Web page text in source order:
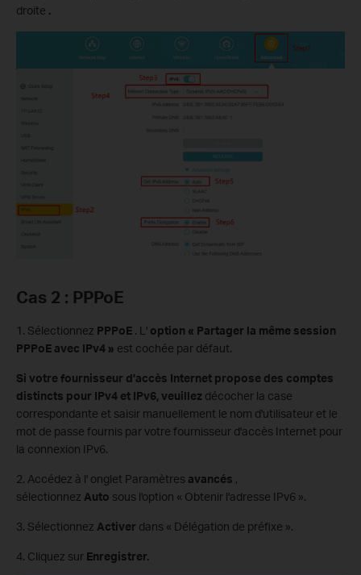
droite .
Cas 2 : PPPoE
1. Sélectionnez PPPoE . L' option « Partager la même session
PPPoE avec IPv4 » est cochée par défaut.
Si votre fournisseur d'accès Internet propose des comptes
distincts pour IPv4 et IPv6, veuillez décocher la case
correspondante et saisir manuellement le nom d'utilisateur et le
mot de passe fournis par votre fournisseur d'accès Internet pour
la connexion IPv6.
2. Accédez à l' onglet Paramètres avancés ,
sélectionnez Auto sous l'option « Obtenir l'adresse IPv6 ».
3. Sélectionnez Activer dans « Délégation de préfixe ».
4. Cliquez sur Enregistrer.